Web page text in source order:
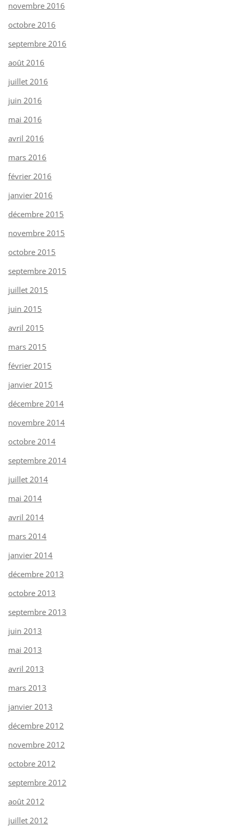
novembre 2016
octobre 2016
septembre 2016
août 2016
juillet 2016
juin 2016
mai 2016
avril 2016
mars 2016
février 2016
janvier 2016
décembre 2015
novembre 2015
octobre 2015
septembre 2015
juillet 2015
juin 2015
avril 2015
mars 2015
février 2015
janvier 2015
décembre 2014
novembre 2014
octobre 2014
septembre 2014
juillet 2014
mai 2014
avril 2014
mars 2014
janvier 2014
décembre 2013
octobre 2013
septembre 2013
juin 2013
mai 2013
avril 2013
mars 2013
janvier 2013
décembre 2012
novembre 2012
octobre 2012
septembre 2012
août 2012
juillet 2012